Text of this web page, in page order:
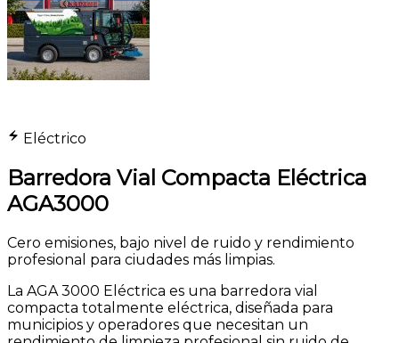
Eléctrico
Barredora Vial Compacta Eléctrica
AGA3000
Cero emisiones, bajo nivel de ruido y rendimiento
profesional para ciudades más limpias.
La AGA 3000 Eléctrica es una barredora vial
compacta totalmente eléctrica, diseñada para
municipios y operadores que necesitan un